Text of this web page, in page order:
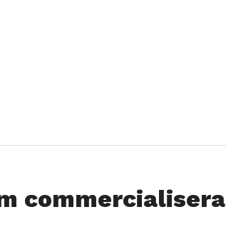
commercialisera